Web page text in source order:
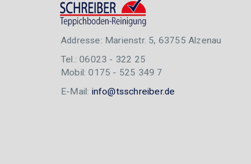
Addresse: Marienstr. 5, 63755 Alzenau
Tel.: 06023 - 322 25
Mobil: 0175 - 525 349 7
E-Mail: info@tsschreiber.de